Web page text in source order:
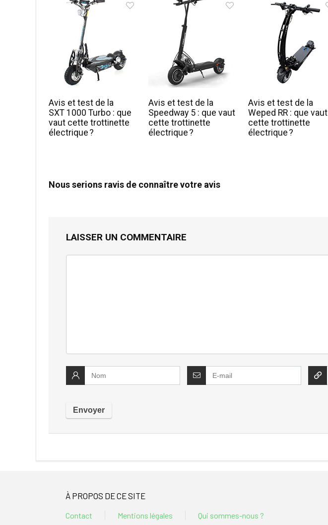
Avis et test de la
SXT 1000 Turbo : que
vaut cette trottinette
électrique ?
Avis et test de la
Speedway 5 : que vaut
cette trottinette
électrique ?
Avis et test de la
Weped RR : que vaut
cette trottinette
électrique ?
Nous serions ravis de connaître votre avis
LAISSER UN COMMENTAIRE
À PROPOS DE CE SITE
Contact Mentions légales Qui sommes-nous ?